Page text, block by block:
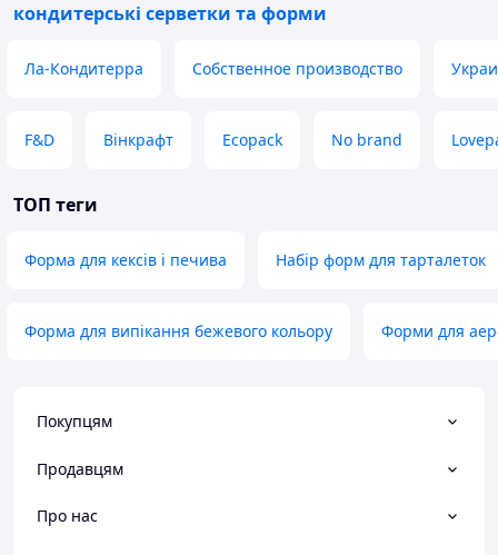
кондитерські серветки та форми
Ла-Кондитерра Собственное производство
F&D Вінкрафт Ecopack No brand
ТОП теги
Форма для кексів і печива Набір форм для тарталеток
Форма для випікання бежевого кольору Форми для
Покупцям
Продавцям
Про нас